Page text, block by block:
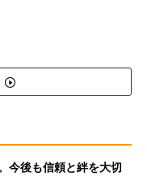
今後も信頼と絆を大切